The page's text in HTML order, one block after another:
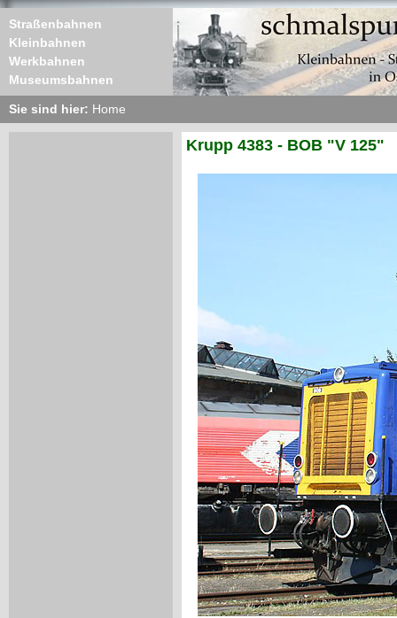
Straßenbahnen
Kleinbahnen
Werkbahnen
Museumsbahnen
Sie sind hier: Home
Krupp 4383 - BOB "V 125"